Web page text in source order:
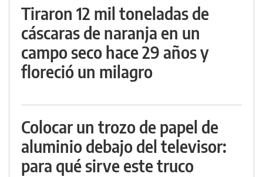
Tiraron 12 mil toneladas de
cáscaras de naranja en un
campo seco hace 29 años y
floreció un milagro
Colocar un trozo de papel de
aluminio debajo del televisor:
para qué sirve este truco